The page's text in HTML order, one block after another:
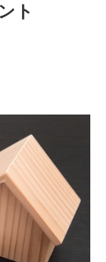
ト